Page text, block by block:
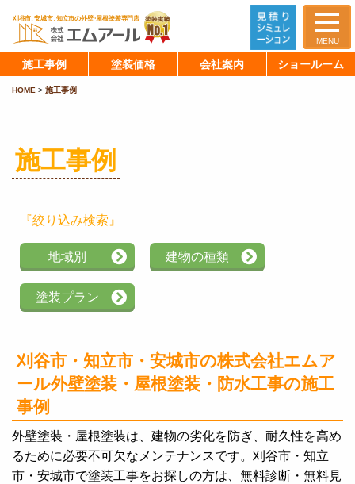
MENU
施工事例 塗装価格 会社案内 ショールーム
HOME > 施工事例
施工事例
『絞り込み検索』
地域別 建物の種類
塗装プラン
刈谷市・知立市・安城市の株式会社エムア
ール外壁塗装・屋根塗装・防水工事の施工
事例
外壁塗装・屋根塗装は、建物の劣化を防ぎ、耐久性を高め
るために必要不可欠なメンテナンスです。刈谷市・知立
市・安城市で塗装工事をお探しの方は、無料診断・無料見